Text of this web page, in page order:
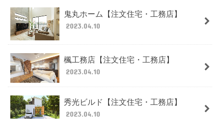
鬼丸ホーム【注文住宅・工務店】
2023.04.10
楓工務店【注文住宅・工務店】
2023.04.10
秀光ビルド【注文住宅・工務店】
2023.04.10